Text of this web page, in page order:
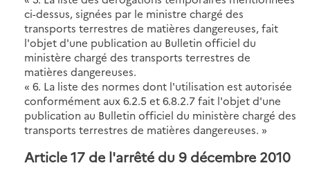
ci-dessus, signées par le ministre chargé des
transports terrestres de matières dangereuses, fait
l'objet d'une publication au Bulletin officiel du
ministère chargé des transports terrestres de
matières dangereuses.
« 6. La liste des normes dont l'utilisation est autorisée
conformément aux 6.2.5 et 6.8.2.7 fait l'objet d'une
publication au Bulletin officiel du ministère chargé des
transports terrestres de matières dangereuses. »
Article 17 de l'arrêté du 9 décembre 2010